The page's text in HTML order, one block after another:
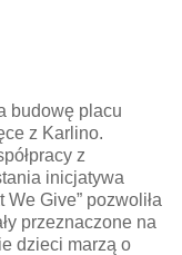
budowę placu
z Karlino.
z
inicjatywa
Give” pozwoliła
przeznaczone na
dzieci marzą o